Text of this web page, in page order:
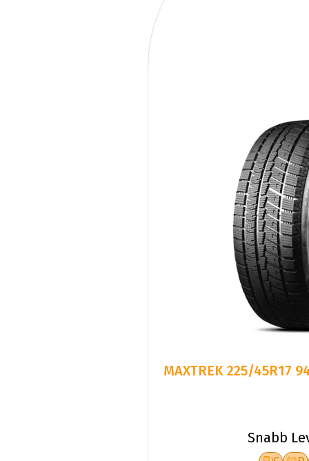
MAXTREK 225/45R17
Snabb